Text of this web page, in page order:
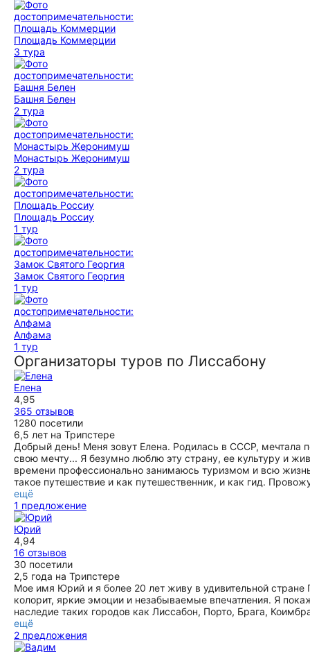
Площадь Коммерции
3 тура
Башня Белен
2 тура
Монастырь Жеронимуш
2 тура
Площадь Россиу
1 тур
Замок Святого Георгия
1 тур
Алфама
1 тур
Организаторы туров по Лиссабону
Елена
4,95
365 отзывов
1280 посетили
6,5 лет на Трипстере
Добрый день! Меня зовут Елена. Родилась в СССР, мечтала
свою мечту... Я безумно люблю эту страну, ее культуру и
времени профессионально занимаюсь туризмом и всю
такое путешествие и как путешественник, и как гид.
ещё
1 предложение
Юрий
4,94
16 отзывов
30 посетили
2,5 года на Трипстере
Мое имя Юрий и я более 20 лет живу в удивительной стране
колорит, яркие эмоции и незабываемые впечатления. Я
наследие таких городов как Лиссабон, Порто, Брага,
ещё
2 предложения